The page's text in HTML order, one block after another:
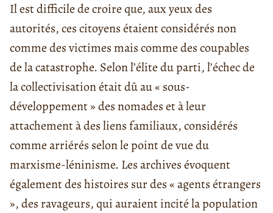
Il est difficile de croire que, aux yeux des
autorités, ces citoyens étaient considérés non
comme des victimes mais comme des coupables
de la catastrophe. Selon l’élite du parti, l’échec de
la collectivisation était dû au « sous-
développement » des nomades et à leur
attachement à des liens familiaux, considérés
comme arriérés selon le point de vue du
marxisme-léninisme. Les archives évoquent
également des histoires sur des « agents étrangers
», des ravageurs, qui auraient incité la population